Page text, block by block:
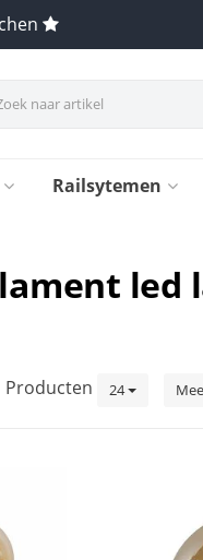
Railsytemen
led
Producten 24